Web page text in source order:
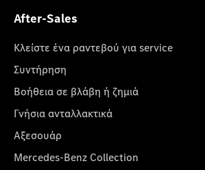
After-Sales
Κλείστε ένα ραντεβού για service
Συντήρηση
Βοήθεια σε βλάβη ή ζημιά
Γνήσια ανταλλακτικά
Αξεσουάρ
Mercedes-Benz Collection